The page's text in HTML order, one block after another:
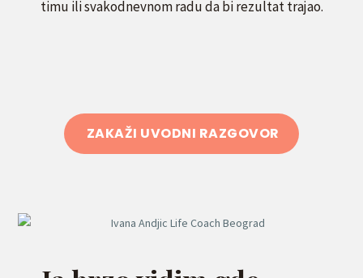
timu ili svakodnevnom radu da bi rezultat trajao.
ZAKAŽI UVODNI RAZGOVOR